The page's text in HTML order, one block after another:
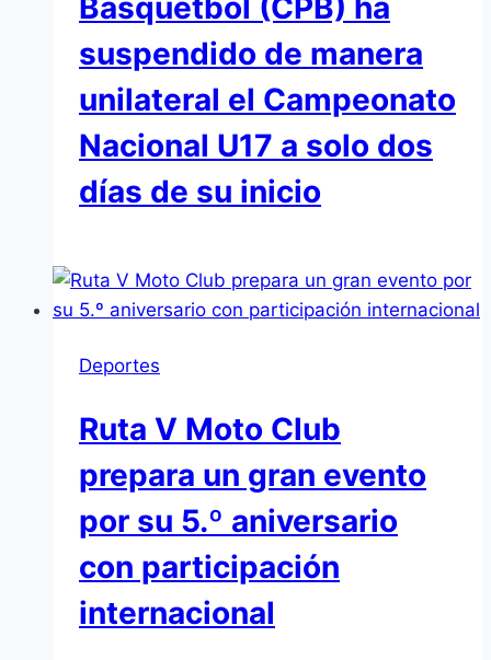
suspendido de manera
unilateral el Campeonato
Nacional U17 a solo dos
días de su inicio
Deportes
Ruta V Moto Club
prepara un gran evento
por su 5.º aniversario
con participación
internacional